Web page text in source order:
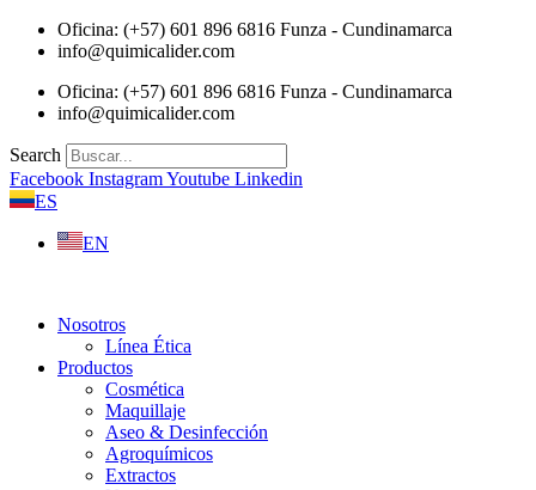
Saltar
Oficina: (+57) 601 896 6816 Funza - Cundinamarca
info@quimicalider.com
Oficina: (+57) 601 896 6816 Funza - Cundinamarca
info@quimicalider.com
Search
Facebook InstagramYoutube Linkedin
ES
EN
Nosotros
Línea Ética
Productos
Cosmética
Maquillaje
Aseo & Desinfección
Agroquímicos
Extractos